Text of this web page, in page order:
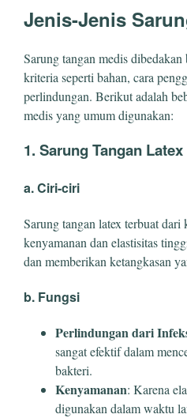
Jenis-Jenis
Sarung tangan medis dibedakan
kriteria seperti bahan, cara
perlindungan. Berikut adalah
medis yang umum digunakan:
1. Sarung Tangan Latex
a. Ciri-ciri
Sarung tangan latex terbuat
kenyamanan dan elastisitas
dan memberikan ketangkasan
b. Fungsi
Perlindungan dari
sangat efektif dalam
bakteri.
Kenyamanan: Karena
digunakan dalam waktu